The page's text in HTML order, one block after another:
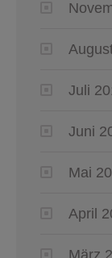
Juli
Juni
Mai
April
März